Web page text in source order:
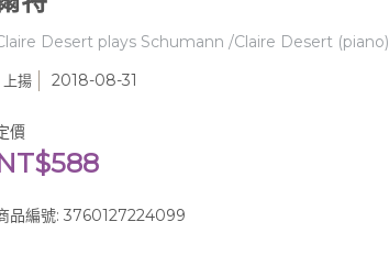
Desert plays Schumann /Claire Desert (piano)
上揚 2018-08-31
價
品編號: 3760127224099